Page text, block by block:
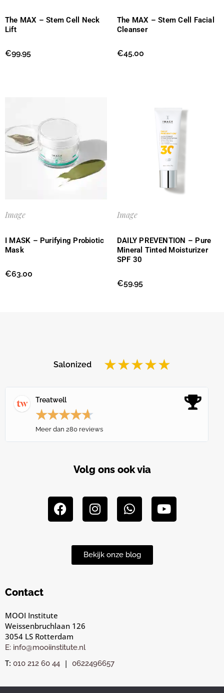
The MAX – Stem Cell Neck
Lift
€99.95
The MAX – Stem Cell Facial
Cleanser
€45.00
Image
I MASK – Purifying Probiotic
Mask
€63.00
Image
DAILY PREVENTION – Pure
Mineral Tinted Moisturizer
SPF 30
€59.95
Salonized ★★★★★
Treatwell
★★★★★
Meer dan 280 reviews
Volg ons ook via
Bekijk onze blog
Contact
MOOI Institute
Weissenbruchlaan 126
3054 LS Rotterdam
E: info@mooiinstitute.nl
T: 010 212 60 44 | 0622496657